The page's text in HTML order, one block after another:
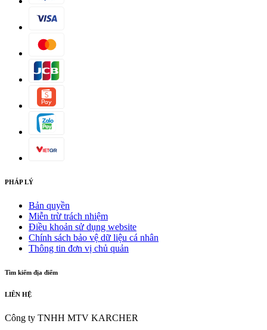
PHÁP LÝ
Bản quyền
Miễn trừ trách nhiệm
Điều khoản sử dụng website
Chính sách bảo vệ dữ liệu cá nhân
Thông tin đơn vị chủ quản
Tìm kiếm địa điểm
LIÊN HỆ
Công ty TNHH MTV KARCHER